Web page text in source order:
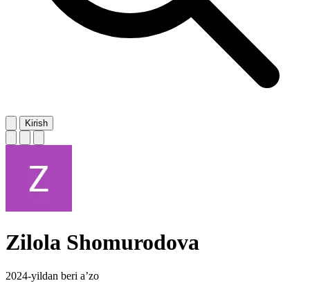
Kirish
Zilola Shomurodova
2024-yildan beri a’zo